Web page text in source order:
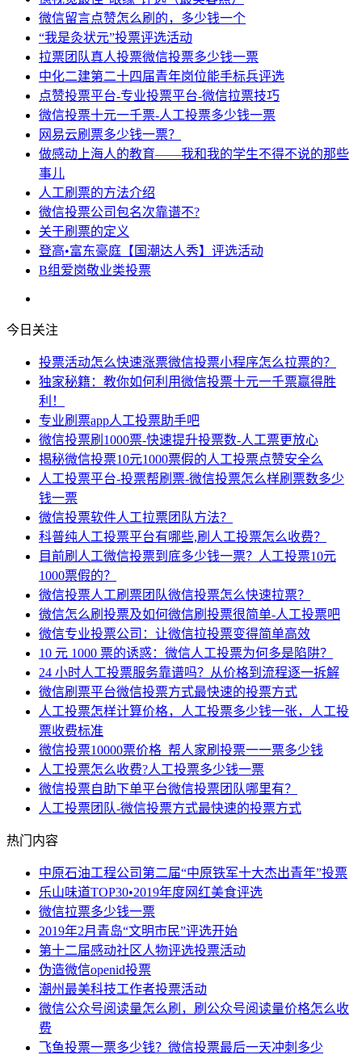
微信留言点赞怎么刷的，多少钱一个
“我是灸状元”投票评选活动
拉票团队真人投票微信投票多少钱一票
中化二建第二十四届青年岗位能手标兵评选
点赞投票平台-专业投票平台-微信拉票技巧
微信投票十元一千票-人工投票多少钱一票
网易云刷票多少钱一票？
做感动上海人的教育——我和我的学生不得不说的那些
事儿
人工刷票的方法介绍
微信投票公司包名次靠谱不?
关于刷票的定义
登高•富东豪庭【国潮达人秀】评选活动
B组爱岗敬业类投票
今日关注
投票活动怎么快速涨票微信投票小程序怎么拉票的？
独家秘籍：教你如何利用微信投票十元一千票赢得胜
利！
专业刷票app人工投票助手吧
微信投票刷1000票-快速提升投票数-人工票更放心
揭秘微信投票10元1000票假的人工投票点赞安全么
人工投票平台-投票帮刷票-微信投票怎么样刷票数多少
钱一票
微信投票软件人工拉票团队方法？
科普纯人工投票平台有哪些,刷人工投票怎么收费？
目前刷人工微信投票到底多少钱一票？人工投票10元
1000票假的？
微信投票人工刷票团队微信投票怎么快速拉票？
微信怎么刷投票及如何微信刷投票很简单-人工投票吧
微信专业投票公司：让微信拉投票变得简单高效
10 元 1000 票的诱惑：微信人工投票为何多是陷阱？
24 小时人工投票服务靠谱吗？从价格到流程逐一拆解
微信刷票平台微信投票方式最快速的投票方式
人工投票怎样计算价格，人工投票多少钱一张，人工投
票收费标准
微信投票10000票价格_帮人家刷投票一一票多少钱
人工投票怎么收费?人工投票多少钱一票
微信投票自助下单平台微信投票团队哪里有？
人工投票团队-微信投票方式最快速的投票方式
热门内容
中原石油工程公司第二届“中原铁军十大杰出青年”投票
乐山味道TOP30•2019年度网红美食评选
微信拉票多少钱一票
2019年2月青岛“文明市民”评选开始
第十二届感动社区人物评选投票活动
伪造微信openid投票
潮州最美科技工作者投票活动
微信公众号阅读量怎么刷，刷公众号阅读量价格怎么收
费
飞鱼投票一票多少钱？微信投票最后一天冲刺多少